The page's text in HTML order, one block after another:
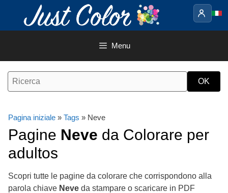
contenuto
Menu
Pagina iniziale » Tags » Neve
Pagine Neve da Colorare per
adultos
Scopri tutte le pagine da colorare che corrispondono alla
parola chiave Neve da stampare o scaricare in PDF